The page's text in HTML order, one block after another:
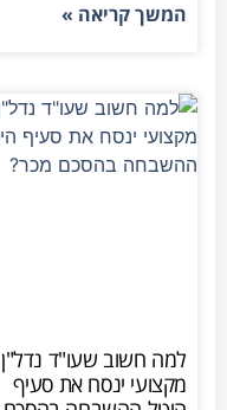
המשך קריאה »
למה חשוב שעו"ד נדל"ן
מקצועי ינסח את סעיף